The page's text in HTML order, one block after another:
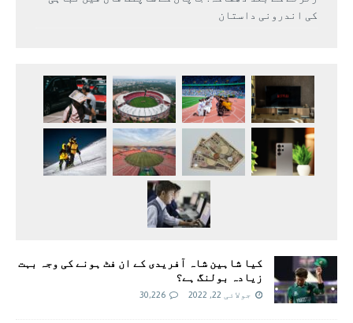
کی اندرونی داستان
کیا شاہین شاہ آفریدی کے ان فٹ ہونے کی وجہ بہت
زیادہ بولنگ ہے؟
جولائی 22, 2022 30,226